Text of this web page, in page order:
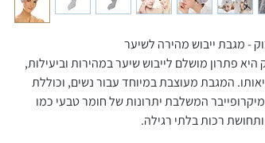
- מגבת ייבוש מהירה לשיער
פתרון מושלם לייבוש שיער במהירות וביעילות,
המגבת מעוצבת במיוחד עבור נשים, וכוללת
המשלבת יתרונות של חומר טבעי כמו
רכות בלתי רגילה.